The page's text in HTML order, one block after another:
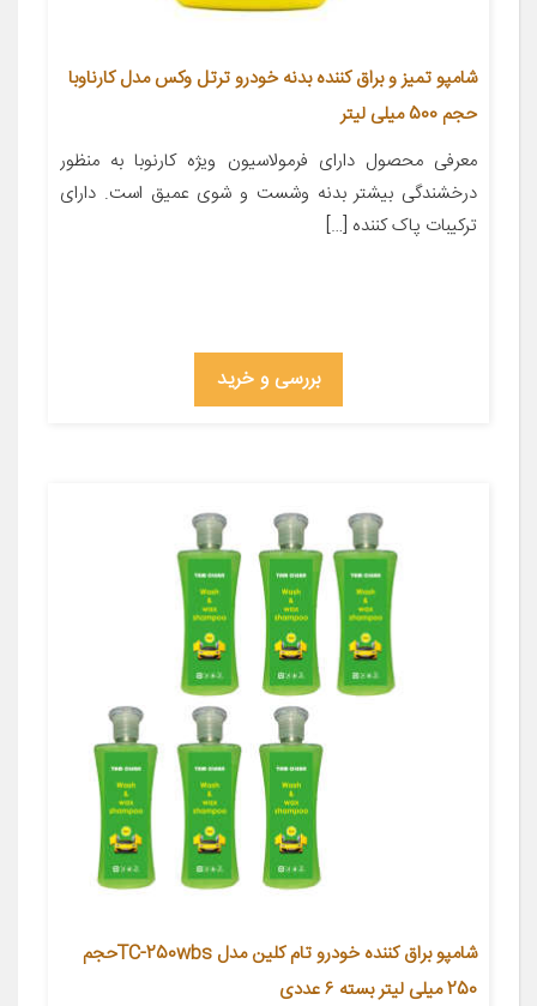
شامپو تمیز و براق کننده بدنه خودرو ترتل وکس مدل کارناوبا
حجم 500 میلی لیتر
معرفی محصول دارای فرمولاسیون ویژه کارنوبا به منظور
درخشندگی بیشتر بدنه وشست و شوی عمیق است. دارای
ترکیبات پاک کننده […]
بررسی و خرید
شامپو براق کننده خودرو تام کلین مدل TC-250wbsحجم
250 میلی لیتر بسته ۶ عددی